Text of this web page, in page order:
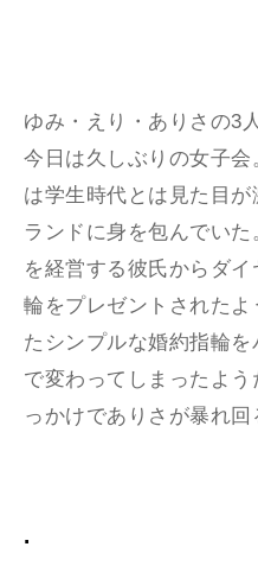
ゆみ・えり・ありさの3
今日は久しぶりの女子
は学生時代とは見た目
ランドに身を包んでい
を経営する彼氏からダ
輪をプレゼントされた
たシンプルな婚約指輪
で変わってしまったよ
っかけでありさが暴れ回
.